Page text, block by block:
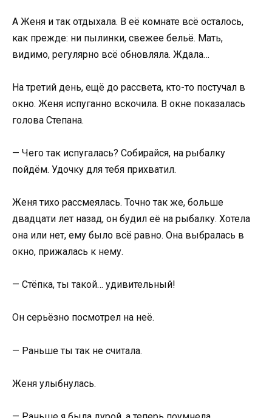
А Женя и так отдыхала. В её комнате всё осталось,
как прежде: ни пылинки, свежее бельё. Мать,
видимо, регулярно всё обновляла. Ждала…
На третий день, ещё до рассвета, кто-то постучал в
окно. Женя испуганно вскочила. В окне показалась
голова Степана.
— Чего так испугалась? Собирайся, на рыбалку
пойдём. Удочку для тебя прихватил.
Женя тихо рассмеялась. Точно так же, больше
двадцати лет назад, он будил её на рыбалку. Хотела
она или нет, ему было всё равно. Она выбралась в
окно, прижалась к нему.
— Стёпка, ты такой… удивительный!
Он серьёзно посмотрел на неё.
— Раньше ты так не считала.
Женя улыбнулась.